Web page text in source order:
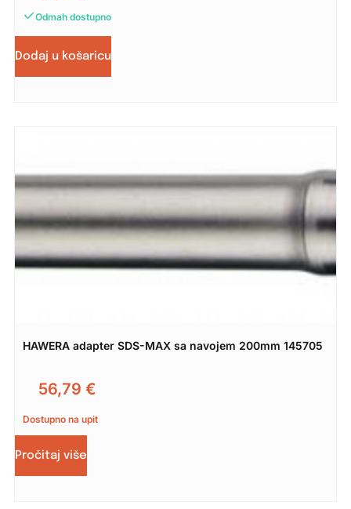
Odmah dostupno
Dodaj u košaricu
HAWERA adapter SDS-MAX sa navojem 200mm 145705
56,79 €
Dostupno na upit
Pročitaj više